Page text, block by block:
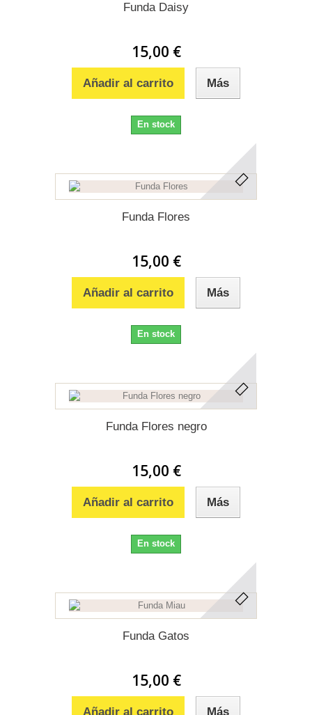
Funda Daisy
15,00 €
Añadir al carrito Más
En stock
Funda Flores
15,00 €
Añadir al carrito Más
En stock
Funda Flores negro
15,00 €
Añadir al carrito Más
En stock
Funda Gatos
15,00 €
Añadir al carrito Más